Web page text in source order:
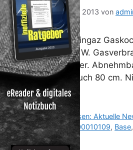
18. Mai 2013 von
Campingaz
1.600 W.
Brenner.
Schlauch 80 cm.
…
Kategorien
Reisen: Aktuelle
Schlagwörter
2000010109, Base,